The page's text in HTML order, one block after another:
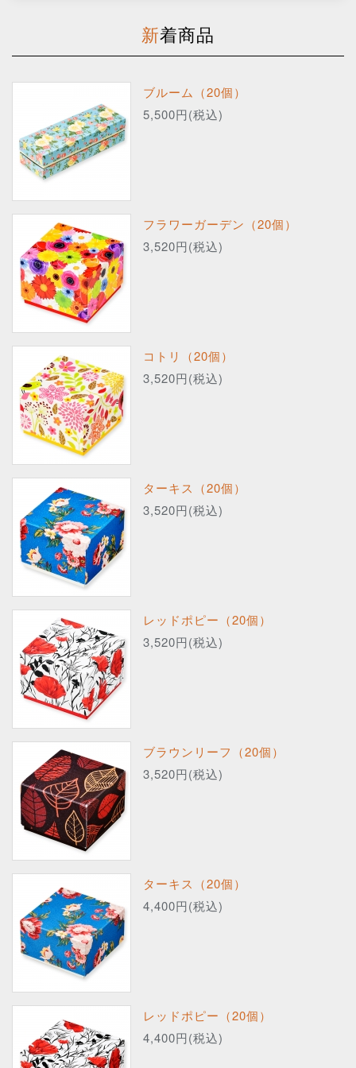
新着商品
ブルーム（20個）
5,500円(税込)
フラワーガーデン（20個）
3,520円(税込)
コトリ（20個）
3,520円(税込)
ターキス（20個）
3,520円(税込)
レッドポピー（20個）
3,520円(税込)
ブラウンリーフ（20個）
3,520円(税込)
ターキス（20個）
4,400円(税込)
レッドポピー（20個）
4,400円(税込)